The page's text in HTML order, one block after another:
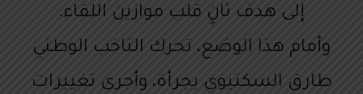
إلى هدف ثانٍ قلب موازين اللقاء.
وأمام هذا الوضع، تحرك الناخب الوطني
طارق السكتيوي بجرأة، وأجرى تغييرات